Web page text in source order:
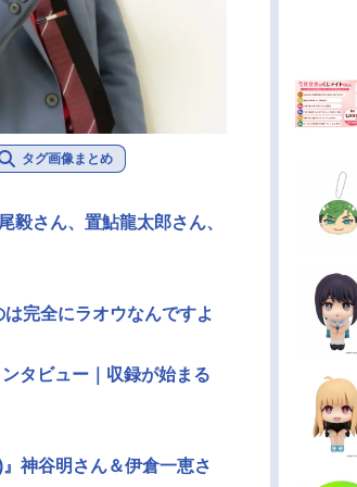
タグ画像まとめ
毅さん、置鮎龍太郎さん、
完全にラオウなんですよ
タビュー｜収録が始まる
神谷明さん＆伊倉一恵さ